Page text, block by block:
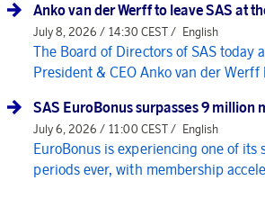
Anko van der Werff to leave SAS at
July 8, 2026 / 14:30 CEST / English
The Board of Directors of SAS today
President & CEO Anko van der
SAS EuroBonus surpasses 9 million
July 6, 2026 / 11:00 CEST / English
EuroBonus is experiencing one of its
periods ever, with membership